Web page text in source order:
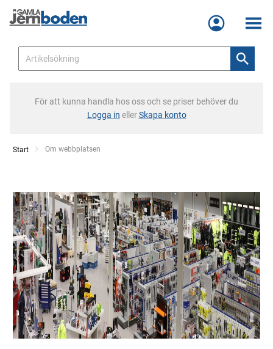
Meny
För att kunna handla hos oss och se priser behöver du
Logga in ellerSkapa konto
Start Current:
Om webbplatsen